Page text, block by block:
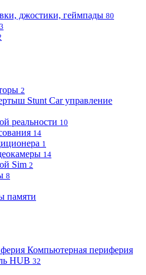
джостики, геймпады 80
2
Stunt Car управление
реальности 10
14
1
14
Sim 2
8
памяти
Компьютерная периферия
HUB 32